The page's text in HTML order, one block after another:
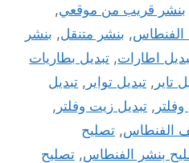
بنشر قريب من موقعي,
الفنطاس, بنشر متنقل, بنشر
اطارات, تبديل بطاريات
تاير , تبديل تواير , تبديل
, تبديل زيت وفلتر ,
الفنطاس, تصليح
بنشر الفنطاس, تصليح